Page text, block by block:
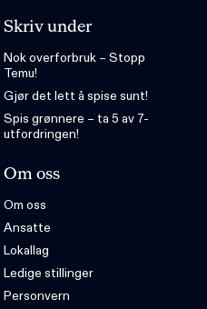
Skriv under
Nok overforbruk – Stopp
Temu!
Gjør det lett å spise sunt!
Spis grønnere – ta 5 av 7-
utfordringen!
Om oss
Om oss
Ansatte
Lokallag
Ledige stillinger
Personvern